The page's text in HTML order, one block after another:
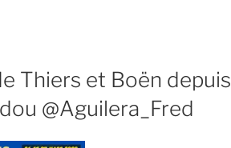
Thiers et Boën depuis
@Aguilera_Fred